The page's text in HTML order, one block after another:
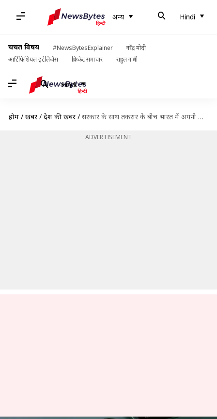
अन्य Hindi
चर्चित विषय #NewsBytesExplainer
नरेंद्र मोदी
आर्टिफिशियल इंटेलिजेंस
क्रिकेट समाचार राहुल गांधी
Hindi
होम / खबरें / देश की खबरें / सरकार के साथ तकरार के बीच भारत में अपनी टीम में बदलाव करेगी ट्विटर
ADVERTISEMENT